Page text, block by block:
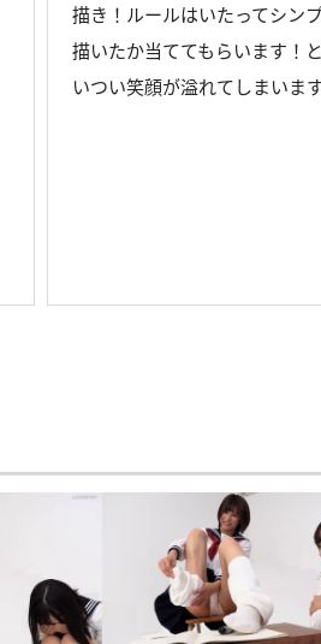
描き！ルールはいたってシン
描いたか当ててもらいます！
いつい笑顔が溢れてしまいま